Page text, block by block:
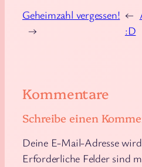
←
:D
Geheimzahl vergessen!
→
Kommentare
Schreibe einen
Deine E-Mail-Adresse
Erforderliche Felder sind